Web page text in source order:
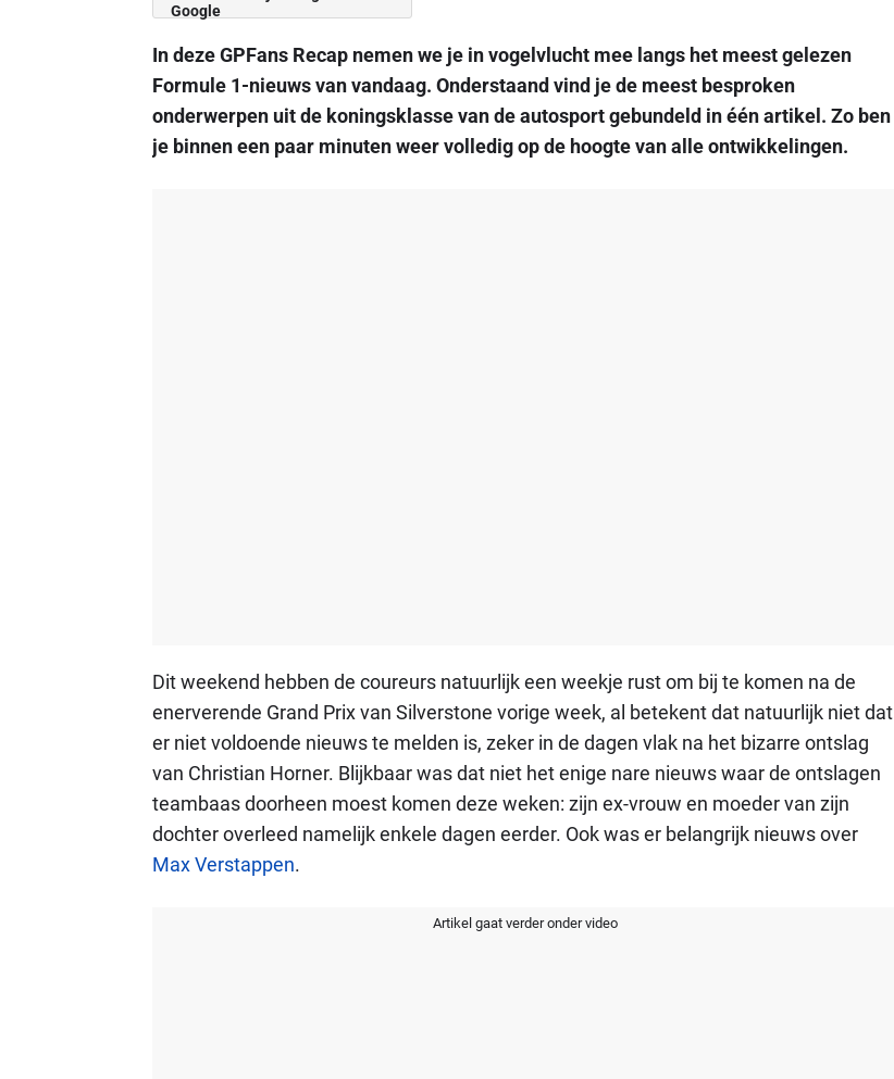
In deze GPFans Recap nemen we je in vogelvlucht mee langs het meest gelezen
Formule 1-nieuws van vandaag. Onderstaand vind je de meest besproken
onderwerpen uit de koningsklasse van de autosport gebundeld in één artikel. Zo ben
je binnen een paar minuten weer volledig op de hoogte van alle ontwikkelingen.
Dit weekend hebben de coureurs natuurlijk een weekje rust om bij te komen na de
enerverende Grand Prix van Silverstone vorige week, al betekent dat natuurlijk niet dat
er niet voldoende nieuws te melden is, zeker in de dagen vlak na het bizarre ontslag
van Christian Horner. Blijkbaar was dat niet het enige nare nieuws waar de ontslagen
teambaas doorheen moest komen deze weken: zijn ex-vrouw en moeder van zijn
dochter overleed namelijk enkele dagen eerder. Ook was er belangrijk nieuws over
Max Verstappen.
Artikel gaat verder onder video